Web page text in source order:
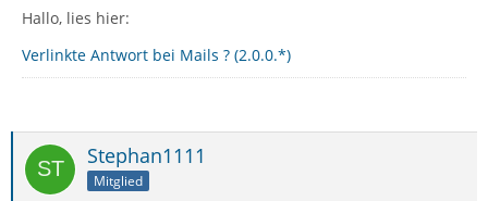
Hallo, lies hier:
Verlinkte Antwort bei Mails ? (2.0.0.*)
Stephan1111
Mitglied